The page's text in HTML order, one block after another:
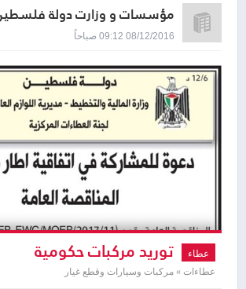
مؤسسات و وزارت دولة
08/12/2016 09:12 صباحاً
عطاء توريد مركبات حكومية
عطاءات » مركبات وسيارات وقطع غيار